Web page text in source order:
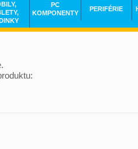
PC
KOMPONENTY
PERIFÉRIE